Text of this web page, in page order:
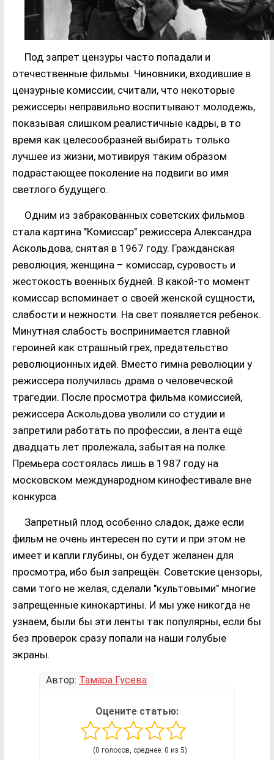
Под запрет цензуры часто попадали и
отечественные фильмы. Чиновники, входившие в
цензурные комиссии, считали, что некоторые
режиссеры неправильно воспитывают молодежь,
показывая слишком реалистичные кадры, в то
время как целесообразней выбирать только
лучшее из жизни, мотивируя таким образом
подрастающее поколение на подвиги во имя
светлого будущего.
Одним из забракованных советских фильмов
стала картина "Комиссар" режиссера Александра
Аскольдова, снятая в 1967 году. Гражданская
революция, женщина – комиссар, суровость и
жестокость военных будней. В какой-то момент
комиссар вспоминает о своей женской сущности,
слабости и нежности. На свет появляется ребенок.
Минутная слабость воспринимается главной
героиней как страшный грех, предательство
революционных идей. Вместо гимна революции у
режиссера получилась драма о человеческой
трагедии. После просмотра фильма комиссией,
режиссера Аскольдова уволили со студии и
запретили работать по профессии, а лента ещё
двадцать лет пролежала, забытая на полке.
Премьера состоялась лишь в 1987 году на
московском международном кинофестивале вне
конкурса.
Запретный плод особенно сладок, даже если
фильм не очень интересен по сути и при этом не
имеет и капли глубины, он будет желанен для
просмотра, ибо был запрещён. Советские цензоры,
сами того не желая, сделали "культовыми" многие
запрещенные кинокартины. И мы уже никогда не
узнаем, были бы эти ленты так популярны, если бы
без проверок сразу попали на наши голубые
экраны.
Автор: Тамара Гусева
Оцените статью:
(0 голосов, среднее: 0 из 5)